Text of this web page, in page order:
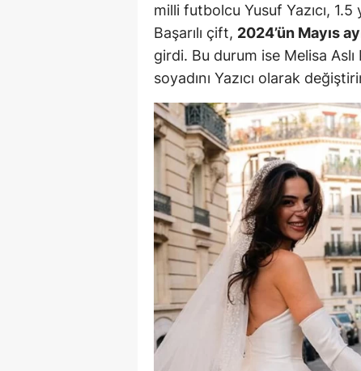
milli futbolcu Yusuf Yazıcı, 1.5
Başarılı çift, 2024’ün Mayıs
girdi. Bu durum ise Melisa
soyadını Yazıcı olarak